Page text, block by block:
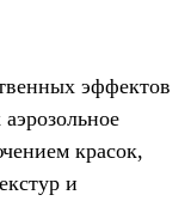
эффектов
красок,
и